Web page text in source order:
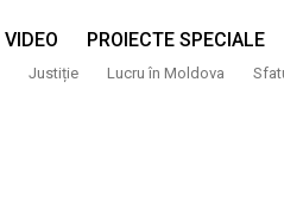
VIDEO PROIECTE SPECIALE
Justiție Lucru în Moldova